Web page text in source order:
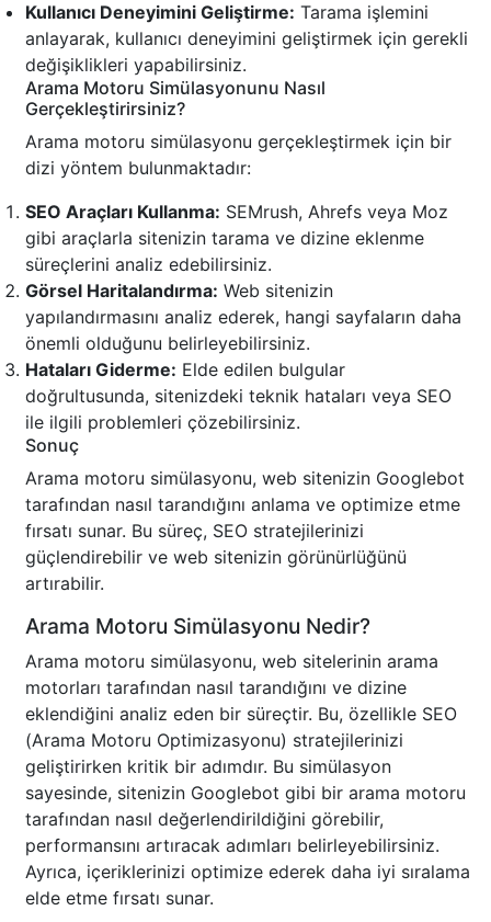
Kullanıcı Deneyimini Geliştirme: Tarama işlemini
anlayarak, kullanıcı deneyimini geliştirmek için gerekli
değişiklikleri yapabilirsiniz.
Arama Motoru Simülasyonunu Nasıl
Gerçekleştirirsiniz?
Arama motoru simülasyonu gerçekleştirmek için bir
dizi yöntem bulunmaktadır:
SEO Araçları Kullanma: SEMrush, Ahrefs veya Moz
gibi araçlarla sitenizin tarama ve dizine eklenme
süreçlerini analiz edebilirsiniz.
Görsel Haritalandırma: Web sitenizin
yapılandırmasını analiz ederek, hangi sayfaların daha
önemli olduğunu belirleyebilirsiniz.
Hataları Giderme: Elde edilen bulgular
doğrultusunda, sitenizdeki teknik hataları veya SEO
ile ilgili problemleri çözebilirsiniz.
Sonuç
Arama motoru simülasyonu, web sitenizin Googlebot
tarafından nasıl tarandığını anlama ve optimize etme
fırsatı sunar. Bu süreç, SEO stratejilerinizi
güçlendirebilir ve web sitenizin görünürlüğünü
artırabilir.
Arama Motoru Simülasyonu Nedir?
Arama motoru simülasyonu, web sitelerinin arama
motorları tarafından nasıl tarandığını ve dizine
eklendiğini analiz eden bir süreçtir. Bu, özellikle SEO
(Arama Motoru Optimizasyonu) stratejilerinizi
geliştirirken kritik bir adımdır. Bu simülasyon
sayesinde, sitenizin Googlebot gibi bir arama motoru
tarafından nasıl değerlendirildiğini görebilir,
performansını artıracak adımları belirleyebilirsiniz.
Ayrıca, içeriklerinizi optimize ederek daha iyi sıralama
elde etme fırsatı sunar.